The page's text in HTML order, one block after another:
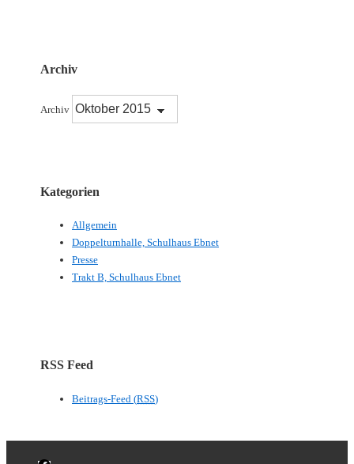
Archiv
Archiv
Kategorien
Allgemein
Doppelturnhalle, Schulhaus Ebnet
Presse
Trakt B, Schulhaus Ebnet
RSS Feed
Beitrags-Feed (RSS)